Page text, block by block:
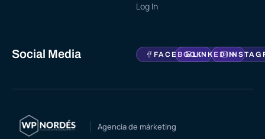
Log In
Social Media FACEBOOKLINKEDIN
Agencia de márketing